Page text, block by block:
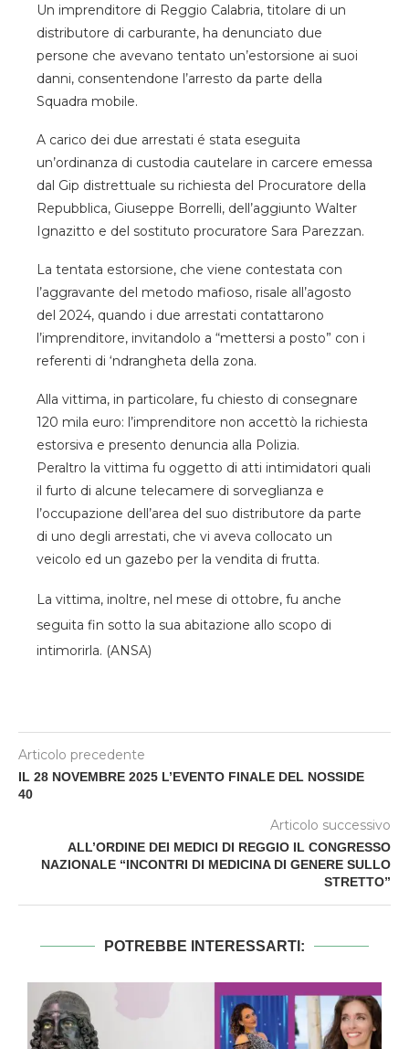
Un imprenditore di Reggio Calabria, titolare di un
distributore di carburante, ha denunciato due
persone che avevano tentato un’estorsione ai suoi
danni, consentendone l’arresto da parte della
Squadra mobile.
A carico dei due arrestati é stata eseguita
un’ordinanza di custodia cautelare in carcere emessa
dal Gip distrettuale su richiesta del Procuratore della
Repubblica, Giuseppe Borrelli, dell’aggiunto Walter
Ignazitto e del sostituto procuratore Sara Parezzan.
La tentata estorsione, che viene contestata con
l’aggravante del metodo mafioso, risale all’agosto
del 2024, quando i due arrestati contattarono
l’imprenditore, invitandolo a “mettersi a posto” con i
referenti di ‘ndrangheta della zona.
Alla vittima, in particolare, fu chiesto di consegnare
120 mila euro: l’imprenditore non accettò la richiesta
estorsiva e presento denuncia alla Polizia.
Peraltro la vittima fu oggetto di atti intimidatori quali
il furto di alcune telecamere di sorveglianza e
l’occupazione dell’area del suo distributore da parte
di uno degli arrestati, che vi aveva collocato un
veicolo ed un gazebo per la vendita di frutta.
La vittima, inoltre, nel mese di ottobre, fu anche
seguita fin sotto la sua abitazione allo scopo di
intimorirla. (ANSA)
Articolo precedente
IL 28 NOVEMBRE 2025 L’EVENTO FINALE DEL NOSSIDE
40
Articolo successivo
ALL’ORDINE DEI MEDICI DI REGGIO IL CONGRESSO
NAZIONALE “INCONTRI DI MEDICINA DI GENERE SULLO
STRETTO”
POTREBBE INTERESSARTI: